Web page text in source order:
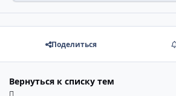
Поделиться
Вернуться к списку тем